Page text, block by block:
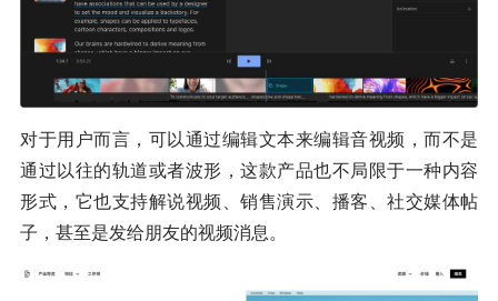
对于用户而言，可以通过编辑文本来编辑音视频，而不是
通过以往的轨道或者波形，这款产品也不局限于一种内容
形式，它也支持解说视频、销售演示、播客、社交媒体帖
子，甚至是发给朋友的视频消息。